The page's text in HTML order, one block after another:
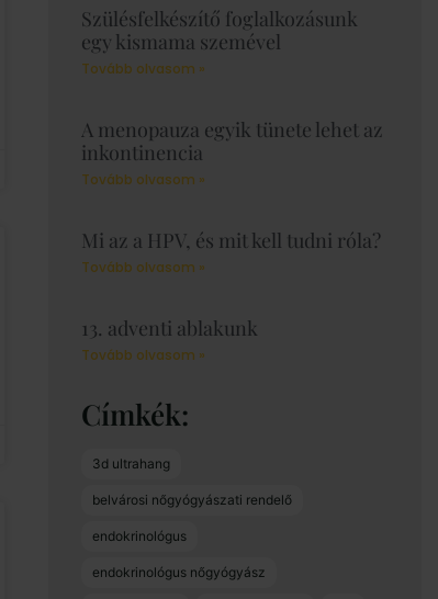
Szülésfelkészítő foglalkozásunk
egy kismama szemével
Tovább olvasom »
A menopauza egyik tünete lehet az
inkontinencia
Tovább olvasom »
Mi az a HPV, és mit kell tudni róla?
Tovább olvasom »
13. adventi ablakunk
Tovább olvasom »
Címkék
3d ultrahang
belvárosi nőgyógyászati rendelő
endokrinológus
endokrinológus nőgyógyász